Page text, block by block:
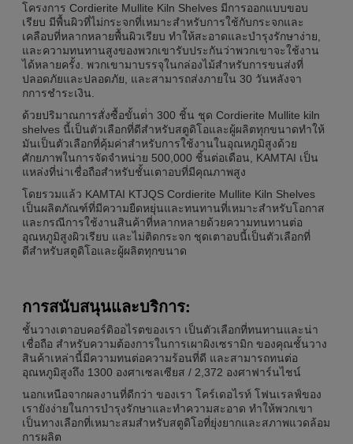
โครงการ Cordierite Mullite Kiln Shelves มีการออกแบบขอบ
เรียบ มีพื้นผิวที่ไม่กระจกที่เหมาะสําหรับการใช้กับกระจกและ
เคลือบที่หลากหลายพื้นผิวเรียบ ทําให้สะอาดและบํารุงรักษาง่าย,
และความทนทานสูงของพวกเขารับประกันว่าพวกเขาจะใช้งาน
ได้หลายครั้ง. พวกเขามาบรรจุในกล่องไม้สําหรับการขนส่งที่
ปลอดภัยและปลอดภัย, และสามารถส่งภายใน 30 วันหลังจา
กการชําระเงิน.
ด้วยปริมาณการสั่งซื้อขั้นต่ํา 300 ชิ้น ชุด Cordierite Mullite kiln
shelves นี้เป็นตัวเลือกที่ดีสําหรับสตูดิโอและผู้ผลิตทุกขนาดทําให้
มันเป็นตัวเลือกที่คุ้มค่าสําหรับการใช้งานในอุณหภูมิสูงด้วย
ศักยภาพในการจัดจําหน่าย 500,000 ชิ้นต่อเดือน, KAMTAI เป็น
แหล่งที่น่าเชื่อถือสําหรับชั้นเตาอบที่มีคุณภาพสูง
โดยรวมแล้ว KAMTAI KTJQS Cordierite Mullite Kiln Shelves
เป็นผลิตภัณฑ์ที่มีความยืดหยุ่นและทนทานที่เหมาะสําหรับโอกาส
และกรณีการใช้งานสินค้าที่หลากหลายด้วยความทนทานต่อ
อุณหภูมิสูงผิวเรียบ และไม่ติดกระจก ชุดเตาอบนี้เป็นตัวเลือกที่
ดีสําหรับสตูดิโอและผู้ผลิตทุกขนาด
การสนับสนุนและบริการ:
ชั้นวางเตาอบคอร์ดิออไรตของเรา เป็นตัวเลือกที่ทนทานและน่า
เชื่อถือ สําหรับความต้องการในการเผาผิงเซรามิก ของคุณชั้นวาง
สินค้าเหล่านี้มีความทนต่อความร้อนที่ดี และสามารถทนต่อ
อุณหภูมิสูงถึง 1300 องศาเซลเซียส / 2,372 องศาฟาร์นไชน์
นอกเหนือจากผลงานที่ดีกว่า ของเรา โคร์เดอไรท์ โฟนเรลฟ์ของ
เรายังง่ายในการบํารุงรักษาและทําความสะอาด ทําให้พวกเขา
เป็นทางเลือกที่เหมาะสมสําหรับสตูดิโอที่ยุ่งยากและสภาพแวดล้อม
การผลิต